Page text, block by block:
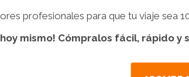
profesionales para que tu viaje sea
mismo! Cómpralos fácil, rápido y